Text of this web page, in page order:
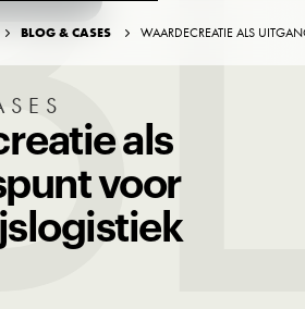
 BLOG & CASES  WAARDECREATIE ALS
als
voor